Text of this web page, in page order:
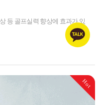
등 골프실력 향상에 효과가 있
Hot